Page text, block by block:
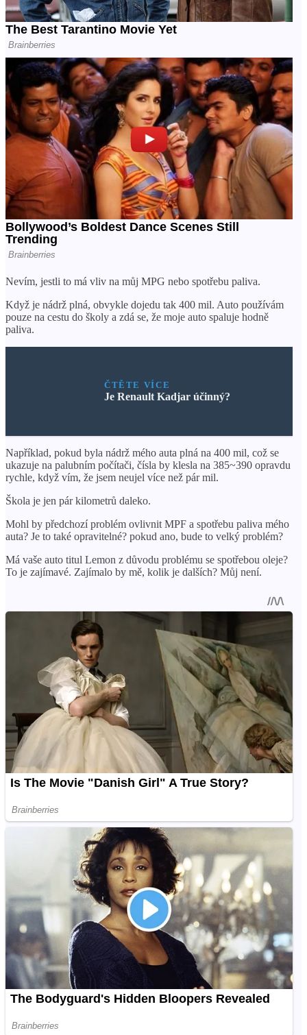
Nevím, jestli to má vliv na můj MPG nebo spotřebu paliva.
Když je nádrž plná, obvykle dojedu tak 400 mil. Auto používám
pouze na cestu do školy a zdá se, že moje auto spaluje hodně
paliva.
ČTĚTE VÍCE
Je Renault Kadjar účinný?
Například, pokud byla nádrž mého auta plná na 400 mil, což se
ukazuje na palubním počítači, čísla by klesla na 385~390 opravdu
rychle, když vím, že jsem neujel více než pár mil.
Škola je jen pár kilometrů daleko.
Mohl by předchozí problém ovlivnit MPF a spotřebu paliva mého
auta? Je to také opravitelné? pokud ano, bude to velký problém?
Má vaše auto titul Lemon z důvodu problému se spotřebou oleje?
To je zajímavé. Zajímalo by mě, kolik je dalších? Můj není.